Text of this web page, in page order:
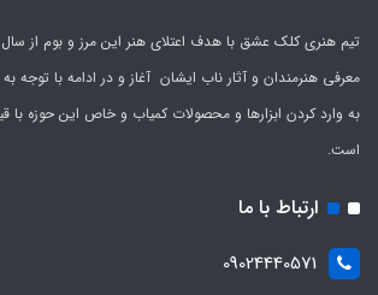
معرفی هنرمندان و آثار ناب ایشان آغاز و در ادامه با توجه به
به وارد کردن ابزارها و محصولات کمیاب و خاص این حوزه با
است.
ارتباط با ما
09024440571